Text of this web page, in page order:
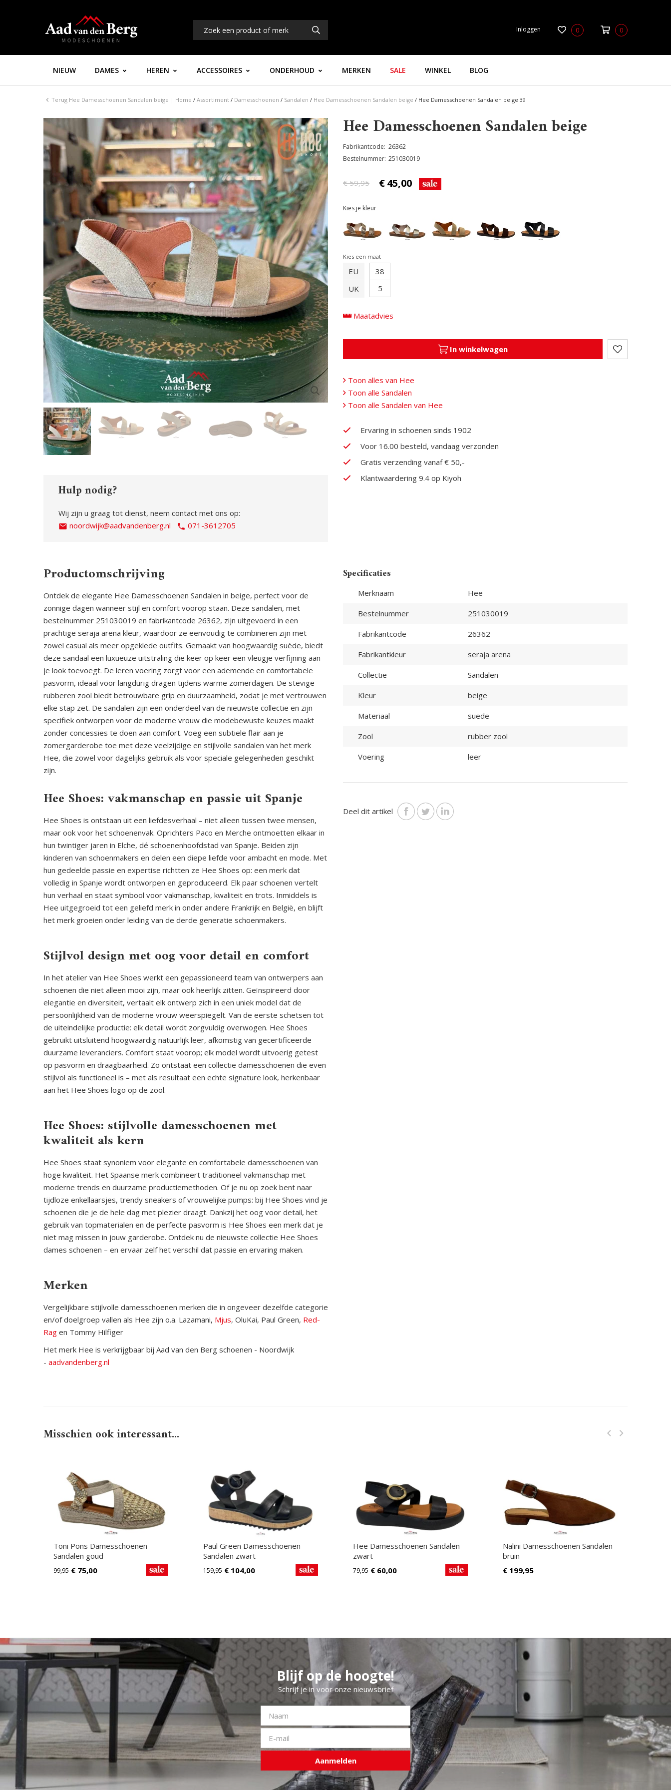
Inloggen 0 0
NIEUW DAMES HEREN ACCESSOIRES ONDERHOUD MERKEN SALE WINKEL BLOG
Terug Hee Damesschoenen Sandalen beige | Home / Assortiment / Damesschoenen / Sandalen / Hee Damesschoenen Sandalen beige / Hee Damesschoenen Sandalen beige 39
Hulp nodig?
Wij zijn u graag tot dienst, neem contact met ons op:
noordwijk@aadvandenberg.nl
071-3612705
Hee Damesschoenen Sandalen beige
Fabrikantcode 26362
Bestelnummer 251030019
€ 59,95 €45,00
Kies je kleur
Kies een maat
EU
UK
38
5
Maatadvies
In winkelwagen
Toon alles van Hee
Toon alle Sandalen
Toon alle Sandalen van Hee
Ervaring in schoenen sinds 1902
Voor 16.00 besteld, vandaag verzonden
Gratis verzending vanaf € 50,-
Klantwaardering 9.4 op Kiyoh
Productomschrijving
Ontdek de elegante Hee Damesschoenen Sandalen in beige, perfect voor de
zonnige dagen wanneer stijl en comfort voorop staan. Deze sandalen, met
bestelnummer 251030019 en fabrikantcode 26362, zijn uitgevoerd in een
prachtige seraja arena kleur, waardoor ze eenvoudig te combineren zijn met
zowel casual als meer opgeklede outfits. Gemaakt van hoogwaardig suède, biedt
deze sandaal een luxueuze uitstraling die keer op keer een vleugje verfijning aan
je look toevoegt. De leren voering zorgt voor een ademende en comfortabele
pasvorm, ideaal voor langdurig dragen tijdens warme zomerdagen. De stevige
rubberen zool biedt betrouwbare grip en duurzaamheid, zodat je met vertrouwen
elke stap zet. De sandalen zijn een onderdeel van de nieuwste collectie en zijn
specifiek ontworpen voor de moderne vrouw die modebewuste keuzes maakt
zonder concessies te doen aan comfort. Voeg een subtiele flair aan je
zomergarderobe toe met deze veelzijdige en stijlvolle sandalen van het merk
Hee, die zowel voor dagelijks gebruik als voor speciale gelegenheden geschikt
zijn.
Hee Shoes: vakmanschap en passie uit Spanje
Hee Shoes is ontstaan uit een liefdesverhaal – niet alleen tussen twee mensen,
maar ook voor het schoenenvak. Oprichters Paco en Merche ontmoetten elkaar in
hun twintiger jaren in Elche, dé schoenenhoofdstad van Spanje. Beiden zijn
kinderen van schoenmakers en delen een diepe liefde voor ambacht en mode. Met
hun gedeelde passie en expertise richtten ze Hee Shoes op: een merk dat
volledig in Spanje wordt ontworpen en geproduceerd. Elk paar schoenen vertelt
hun verhaal en staat symbool voor vakmanschap, kwaliteit en trots. Inmiddels is
Hee uitgegroeid tot een geliefd merk in onder andere Frankrijk en België, en blijft
het merk groeien onder leiding van de derde generatie schoenmakers.
Stijlvol design met oog voor detail en comfort
In het atelier van Hee Shoes werkt een gepassioneerd team van ontwerpers aan
schoenen die niet alleen mooi zijn, maar ook heerlijk zitten. Geïnspireerd door
elegantie en diversiteit, vertaalt elk ontwerp zich in een uniek model dat de
persoonlijkheid van de moderne vrouw weerspiegelt. Van de eerste schetsen tot
de uiteindelijke productie: elk detail wordt zorgvuldig overwogen. Hee Shoes
gebruikt uitsluitend hoogwaardig natuurlijk leer, afkomstig van gecertificeerde
duurzame leveranciers. Comfort staat voorop; elk model wordt uitvoerig getest
op pasvorm en draagbaarheid. Zo ontstaat een collectie damesschoenen die even
stijlvol als functioneel is – met als resultaat een echte signature look, herkenbaar
aan het Hee Shoes logo op de zool.
Hee Shoes: stijlvolle damesschoenen met
kwaliteit als kern
Hee Shoes staat synoniem voor elegante en comfortabele damesschoenen van
hoge kwaliteit. Het Spaanse merk combineert traditioneel vakmanschap met
moderne trends en duurzame productiemethoden. Of je nu op zoek bent naar
tijdloze enkellaarsjes, trendy sneakers of vrouwelijke pumps: bij Hee Shoes vind je
schoenen die je de hele dag met plezier draagt. Dankzij het oog voor detail, het
gebruik van topmaterialen en de perfecte pasvorm is Hee Shoes een merk dat je
niet mag missen in jouw garderobe. Ontdek nu de nieuwste collectie Hee Shoes
dames schoenen – en ervaar zelf het verschil dat passie en ervaring maken.
Merken
Vergelijkbare stijlvolle damesschoenen merken die in ongeveer dezelfde categorie
en/of doelgroep vallen als Hee zijn o.a. Lazamani, Mjus, OluKai, Paul Green, Red-
Rag en Tommy Hilfiger
Het merk Hee is verkrijgbaar bij Aad van den Berg schoenen - Noordwijk
- aadvandenberg.nl
Specificaties
Merknaam Hee
Bestelnummer 251030019
Fabrikantcode 26362
Fabrikantkleur seraja arena
Collectie Sandalen
Kleur beige
Materiaal suede
Zool rubber zool
Voering leer
Deel dit artikel
Misschien ook interessant...
Toni Pons Damesschoenen
Sandalen goud
99,95 € 75,00
Paul Green Damesschoenen
Sandalen zwart
159,95 € 104,00
Hee Damesschoenen Sandalen
zwart
79,95 € 60,00
Nalini Damesschoenen Sandalen
bruin
€ 199,95
Blijf op de hoogte!
Schrijf je in voor onze nieuwsbrief
Aanmelden